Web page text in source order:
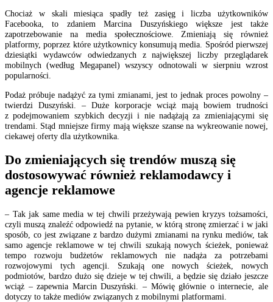
Chociaż w skali miesiąca spadły też zasięg i liczba użytkowników
Facebooka, to zdaniem Marcina Duszyńskiego większe jest także
zapotrzebowanie na media społecznościowe. Zmieniają się również
platformy, poprzez które użytkownicy konsumują media. Spośród pierwszej
dziesiątki wydawców odwiedzanych z największej liczby przeglądarek
mobilnych (według Megapanel) wszyscy odnotowali w sierpniu wzrost
popularności.
Podaż próbuje nadążyć za tymi zmianami, jest to jednak proces powolny –
twierdzi Duszyński. – Duże korporacje wciąż mają bowiem trudności
z podejmowaniem szybkich decyzji i nie nadążają za zmieniającymi się
trendami. Stąd mniejsze firmy mają większe szanse na wykreowanie nowej,
ciekawej oferty dla użytkownika.
Do zmieniających się trendów muszą się
dostosowywać również reklamodawcy i
agencje reklamowe
– Tak jak same media w tej chwili przeżywają pewien kryzys tożsamości,
czyli muszą znaleźć odpowiedź na pytanie, w którą stronę zmierzać i w jaki
sposób, co jest związane z bardzo dużymi zmianami na rynku mediów, tak
samo agencje reklamowe w tej chwili szukają nowych ścieżek, ponieważ
tempo rozwoju budżetów reklamowych nie nadąża za potrzebami
rozwojowymi tych agencji. Szukają one nowych ścieżek, nowych
podmiotów, bardzo dużo się dzieje w tej chwili, a będzie się działo jeszcze
wciąż – zapewnia Marcin Duszyński. – Mówię głównie o internecie, ale
dotyczy to także mediów związanych z mobilnymi platformami.